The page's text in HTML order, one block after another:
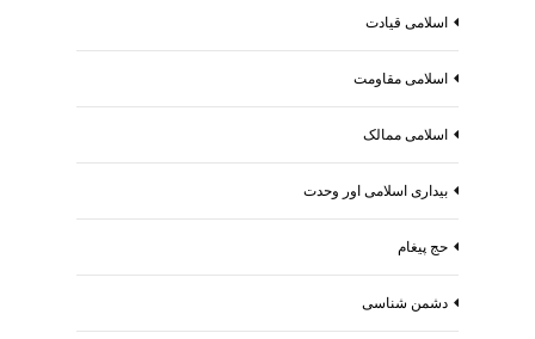
اسلامی قیادت
اسلامی مقاومت
اسلامی ممالک
بیداری اسلامی اور وحدت
حج پیغام
دشمن شناسی